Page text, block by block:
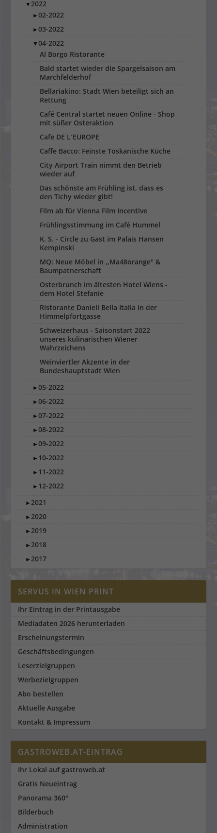
▼2022
►02-2022
►03-2022
▼04-2022
Al Borgo Ristorante
Bald startet wieder die Spargelsaison am
Marchfelderhof
Bellariakino: Stadt Wien beteiligt sich an
Rettung
Café Central startet neuen Online - Shop
mit süßer Osteraktion
Cafe DE L´EUROPE
Caffe Bacco: Feinste Toskanische Küche
City Airport Train nimmt den Betrieb
wieder auf
Das schönste am Frühling ist, dass es
den Tichy wieder gibt!
Film ab für Vienna Film Incentive
Frühlingsstimmung im Café Hummel
K. S. - Circle zu Gast im Palais Hansen
Kempinski
MQ: Neue Möbel in ,,Ma48orange" &
Baumpatnerschaft
Osterbrunch im ältesten Hotel Wiens -
dem Hotel Stefanie
Ristorante Danieli Bella Italia in der
Himmelpfortgasse
Schweizerhaus - Saisonstart 2022
unseres kulinarischen Wiener
Wahrzeichens
Weinviertler Akzente in der
Bundeshauptstadt Wien
►05-2022
►06-2022
►07-2022
►08-2022
►09-2022
► 10-2022
► 11-2022
► 12-2022
►2021
►2020
►2019
►2018
►2017
SERVUS IN WIEN PRINT
Ihr Eintrag in der Printausgabe
Mediadaten 2026 herunterladen
Erscheinungstermin
Geschäftsbedingungen
Leserzielgruppen
Werbezielgruppen
Abo bestellen
Aktuelle Ausgabe
Kontakt & Impressum
GASTROWEB.AT-EINTRAG
Ihr Lokal auf gastroweb.at
Gratis Neueintrag
Panorama 360°
Bilderbuch
Administration